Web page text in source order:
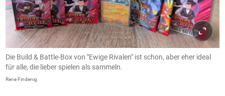
Die Build & Battle-Box von "Ewige Rivalen" ist schon, aber eher ideal
für alle, die lieber spielen als sammeln.
Rene Findenig